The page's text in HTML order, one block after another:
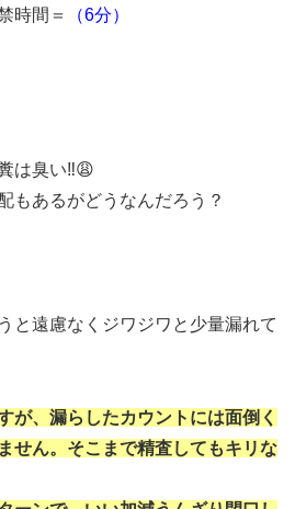
時間＝ （6分）
は臭い‼️😩
もあるがどうなんだろう？
と遠慮なくジワジワと少量漏れて
が、漏らしたカウントには面倒く
せん。そこまで精査してもキリな